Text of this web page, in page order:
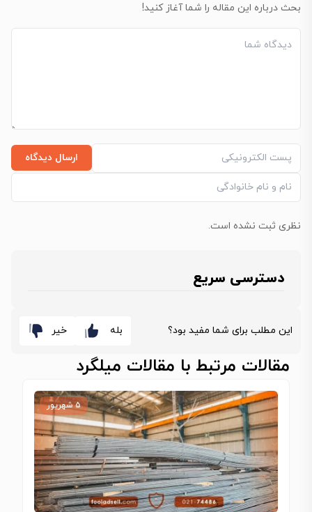
بحث درباره این مقاله را شما آغاز کنید!
ارسال دیدگاه
نظری ثبت نشده است.
دسترسی سریع
این مطلب برای شما مفید بود؟ بله خیر
مقالات مرتبط با مقالات میلگرد
۵ شهریور